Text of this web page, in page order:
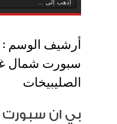
أرشيف الوسم :
سبورت شمال
الصليبيخات
بي ان